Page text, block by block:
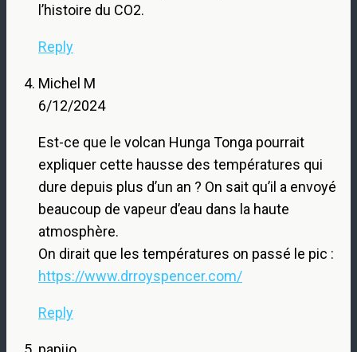
l’histoire du CO2.
Reply
Michel M
6/12/2024
Est-ce que le volcan Hunga Tonga pourrait
expliquer cette hausse des températures qui
dure depuis plus d’un an ? On sait qu’il a envoyé
beaucoup de vapeur d’eau dans la haute
atmosphère.
On dirait que les températures on passé le pic :
https://www.drroyspencer.com/
Reply